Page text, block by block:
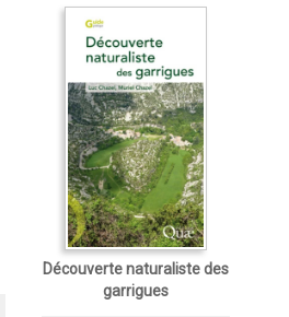
Découverte naturaliste des
garrigues